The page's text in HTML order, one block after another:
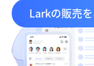
Larkの販売